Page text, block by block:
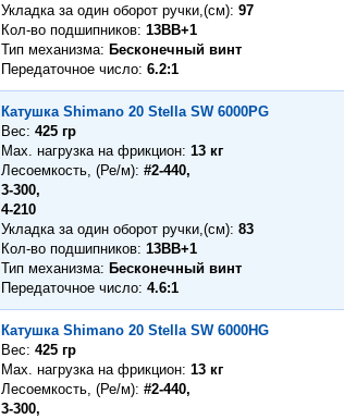
Укладка за один оборот ручки,(см) 97
Кол-во подшипников 13BB+1
Тип механизма
Бесконечный винт
Передаточное число 6.2:1
Катушка Shimano 20 Stella SW 6000PG
Вес
425 гр
Max. нагрузка на фрикцион 13 кг
Лесоемкость, (Ре/м) #2-440,
3-300,
4-210
Укладка за один оборот ручки,(см) 83
Кол-во подшипников 13BB+1
Тип механизма
Бесконечный винт
Передаточное число 4.6:1
Катушка Shimano 20 Stella SW 6000HG
Вес
425 гр
Max. нагрузка на фрикцион 13 кг
Лесоемкость, (Ре/м) #2-440,
3-300,